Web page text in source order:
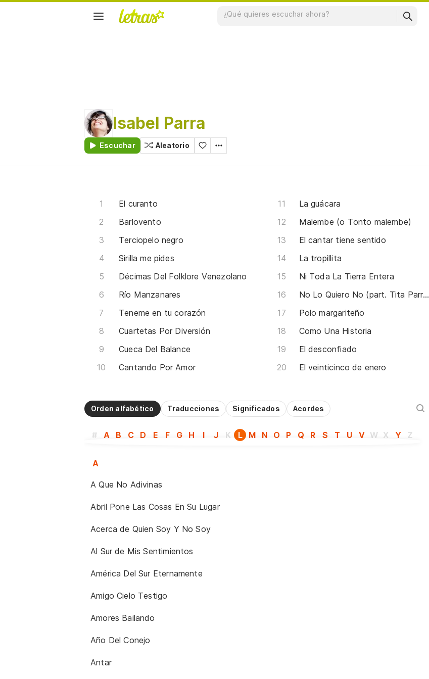
Isabel Parra
Escuchar Aleatorio
El curanto
Barlovento
Terciopelo negro
Sirilla me pides
Décimas Del Folklore Venezolano
Río Manzanares
Teneme en tu corazón
Cuartetas Por Diversión
Cueca Del Balance
Cantando Por Amor
La guácara
Malembe (o Tonto malembe)
El cantar tiene sentido
La tropillita
Ni Toda La Tierra Entera
No Lo Quiero No (part. Tita Parra, Javiera Parra, Milena, Tati Penna y Cecilia Echeñique)
Polo margariteño
Como Una Historia
El desconfiado
El veinticinco de enero
Orden alfabético Traducciones Significados Acordes
# A B C D E F G H I J K L M N O P Q R S T U V W X Y Z
A
A Que No Adivinas
Abril Pone Las Cosas En Su Lugar
Acerca de Quien Soy Y No Soy
Al Sur de Mis Sentimientos
América Del Sur Eternamente
Amigo Cielo Testigo
Amores Bailando
Año Del Conejo
Antar